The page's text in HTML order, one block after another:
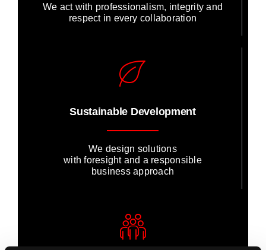
We act with professionalism, integrity and
respect in every collaboration
Sustainable Development
We design solutions
with foresight and a responsible
business approach